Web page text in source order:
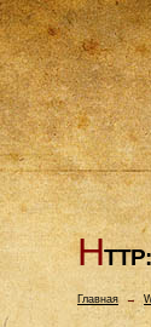
H
Главная→